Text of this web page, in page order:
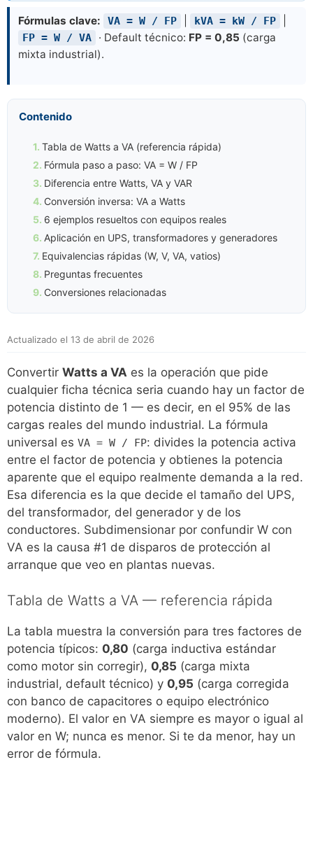
Fórmulas clave: VA = W / FP kVA = kW / FP
FP = W / VA · Default técnico: FP = 0,85 (carga
mixta industrial).
Contenido
Tabla de Watts a VA (referencia rápida)
Fórmula paso a paso: VA = W / FP
Diferencia entre Watts, VA y VAR
Conversión inversa: VA a Watts
6 ejemplos resueltos con equipos reales
Aplicación en UPS, transformadores y generadores
Equivalencias rápidas (W, V, VA, vatios)
Preguntas frecuentes
Conversiones relacionadas
Actualizado el 13 de abril de 2026
Convertir Watts a VA es la operación que pide
cualquier ficha técnica seria cuando hay un factor de
potencia distinto de 1 — es decir, en el 95% de las
cargas reales del mundo industrial. La fórmula
universal es VA = W / FP: divides la potencia activa
entre el factor de potencia y obtienes la potencia
aparente que el equipo realmente demanda a la red.
Esa diferencia es la que decide el tamaño del UPS,
del transformador, del generador y de los
conductores. Subdimensionar por confundir W con
VA es la causa #1 de disparos de protección al
arranque que veo en plantas nuevas.
Tabla de Watts a VA — referencia rápida
La tabla muestra la conversión para tres factores de
potencia típicos: 0,80 (carga inductiva estándar
como motor sin corregir), 0,85 (carga mixta
industrial, default técnico) y 0,95 (carga corregida
con banco de capacitores o equipo electrónico
moderno). El valor en VA siempre es mayor o igual al
valor en W; nunca es menor. Si te da menor, hay un
error de fórmula.